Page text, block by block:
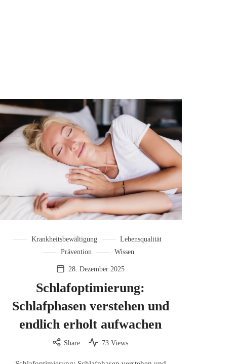
Krankheitsbewältigung
Lebensqualität
Prävention
Wissen
28. Dezember 2025
Schlafoptimierung:
Schlafphasen verstehen und
endlich erholt aufwachen
Share 73 Views